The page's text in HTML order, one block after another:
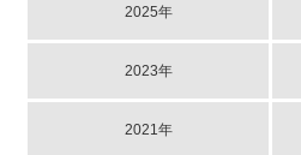
2025年
2023年
2021年